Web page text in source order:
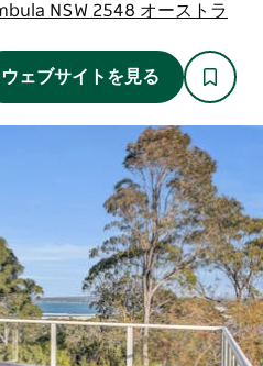
NSW 2548 オーストラ
ウェブサイトを見る